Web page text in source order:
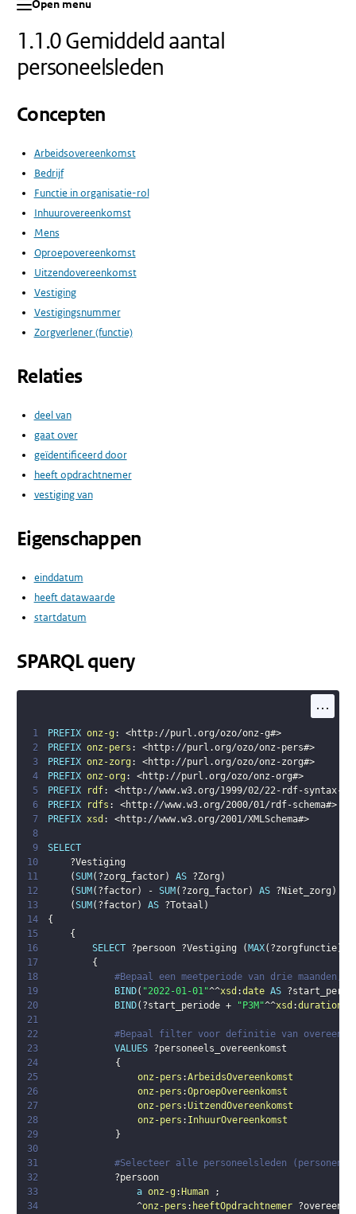
Open menu
1.1.0 Gemiddeld aantal
personeelsleden
Concepten
Arbeidsovereenkomst
Bedrijf
Functie in organisatie-rol
Inhuurovereenkomst
Mens
Oproepovereenkomst
Uitzendovereenkomst
Vestiging
Vestigingsnummer
Zorgverlener (functie)
Relaties
deel van
gaat over
geïdentificeerd door
heeft opdrachtnemer
vestiging van
Eigenschappen
einddatum
heeft datawaarde
startdatum
SPARQL query
...
1 PREFIX onz-g : <http://purl.org/ozo/onz-g#>
2
PREFIX onz-pers : <http://purl.org/ozo/onz-pers#>
3
PREFIX onz-zorg : <http://purl.org/ozo/onz-zorg#>
4
PREFIX onz-org : <http://purl.org/ozo/onz-org#>
5
PREFIX rdf: <http://www.w3.org/1999/02/22-rdf-syntax-
6
PREFIX rdfs : <http://www.w3.org/2000/01/rdf-schema#>
7
PREFIX xsd : <http://www.w3.org/2001/XMLSchema#>
8
9
SELECT
10
?Vestiging
11
(SUM ( ?zorg_factor) AS ?Zorg )
12
(SUM ( ?factor) - SUM ( ?zorg_factor) AS ?Niet_zorg )
13
(SUM ( ?factor) AS ?Totaal )
14
{
15
{
16
SELECT ?persoon ?Vestiging ( MAX( ?zorgfunctie)
17
{
18
#Bepaal een meetperiode van drie
19
BIND( "2022-01-01"^^xsd :date AS
20
BIND( ?start_periode + "P3M"^^xsd :duration
21
22
#Bepaal filter voor definitie van
23
VALUES ?personeels_overeenkomst
24
{
25
onz-pers :ArbeidsOvereenkomst
26
onz-pers :OproepOvereenkomst
27
onz-pers :UitzendOvereenkomst
28
onz-pers : InhuurOvereenkomst
29
}
30
31
#Selecteer alle personeelsleden (personen
32
?persoon
33
a onz-g : Human
;
34
                ^
onz-pers : heeftOpdrachtnemer